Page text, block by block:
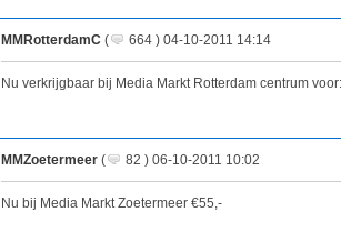
MMRotterdamC ( 664 ) 04-10-2011 14:14
Nu verkrijgbaar bij Media Markt Rotterdam centrum
MMZoetermeer ( 82 ) 06-10-2011 10:02
Nu bij Media Markt Zoetermeer €55,-